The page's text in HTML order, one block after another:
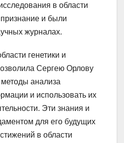
в области
признание и были
журналах.
генетики и
Сергею Орлову
анализа
и использовать их
Эти знания и
для его будущих
в области